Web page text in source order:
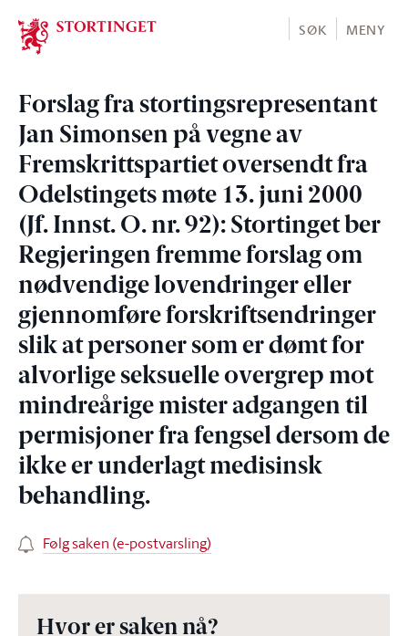
Stortinget.no
SØK MENY
Forslag fra stortingsrepresentant
Jan Simonsen på vegne av
Fremskrittspartiet oversendt fra
Odelstingets møte 13. juni 2000
(Jf. Innst. O. nr. 92): Stortinget ber
Regjeringen fremme forslag om
nødvendige lovendringer eller
gjennomføre forskriftsendringer
slik at personer som er dømt for
alvorlige seksuelle overgrep mot
mindreårige mister adgangen til
permisjoner fra fengsel dersom de
ikke er underlagt medisinsk
behandling.
Følg saken (e-postvarsling)
Hvor er saken nå?